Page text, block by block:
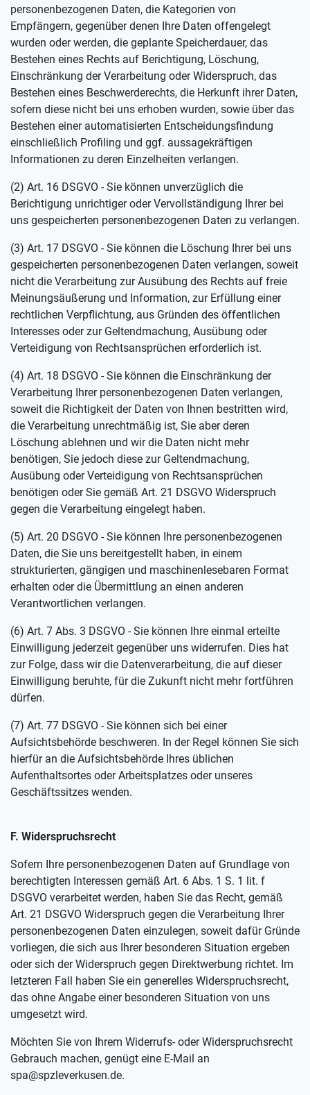
personenbezogenen Daten, die Kategorien von
Empfängern, gegenüber denen Ihre Daten offengelegt
wurden oder werden, die geplante Speicherdauer, das
Bestehen eines Rechts auf Berichtigung, Löschung,
Einschränkung der Verarbeitung oder Widerspruch, das
Bestehen eines Beschwerderechts, die Herkunft ihrer Daten,
sofern diese nicht bei uns erhoben wurden, sowie über das
Bestehen einer automatisierten Entscheidungsfindung
einschließlich Profiling und ggf. aussagekräftigen
Informationen zu deren Einzelheiten verlangen.
(2) Art. 16 DSGVO - Sie können unverzüglich die
Berichtigung unrichtiger oder Vervollständigung Ihrer bei
uns gespeicherten personenbezogenen Daten zu verlangen.
(3) Art. 17 DSGVO - Sie können die Löschung Ihrer bei uns
gespeicherten personenbezogenen Daten verlangen, soweit
nicht die Verarbeitung zur Ausübung des Rechts auf freie
Meinungsäußerung und Information, zur Erfüllung einer
rechtlichen Verpflichtung, aus Gründen des öffentlichen
Interesses oder zur Geltendmachung, Ausübung oder
Verteidigung von Rechtsansprüchen erforderlich ist.
(4) Art. 18 DSGVO - Sie können die Einschränkung der
Verarbeitung Ihrer personenbezogenen Daten verlangen,
soweit die Richtigkeit der Daten von Ihnen bestritten wird,
die Verarbeitung unrechtmäßig ist, Sie aber deren
Löschung ablehnen und wir die Daten nicht mehr
benötigen, Sie jedoch diese zur Geltendmachung,
Ausübung oder Verteidigung von Rechtsansprüchen
benötigen oder Sie gemäß Art. 21 DSGVO Widerspruch
gegen die Verarbeitung eingelegt haben.
(5) Art. 20 DSGVO - Sie können Ihre personenbezogenen
Daten, die Sie uns bereitgestellt haben, in einem
strukturierten, gängigen und maschinenlesebaren Format
erhalten oder die Übermittlung an einen anderen
Verantwortlichen verlangen.
(6) Art. 7 Abs. 3 DSGVO - Sie können Ihre einmal erteilte
Einwilligung jederzeit gegenüber uns widerrufen. Dies hat
zur Folge, dass wir die Datenverarbeitung, die auf dieser
Einwilligung beruhte, für die Zukunft nicht mehr fortführen
dürfen.
(7) Art. 77 DSGVO - Sie können sich bei einer
Aufsichtsbehörde beschweren. In der Regel können Sie sich
hierfür an die Aufsichtsbehörde Ihres üblichen
Aufenthaltsortes oder Arbeitsplatzes oder unseres
Geschäftssitzes wenden.
F. Widerspruchsrecht
Sofern Ihre personenbezogenen Daten auf Grundlage von
berechtigten Interessen gemäß Art. 6 Abs. 1 S. 1 lit. f
DSGVO verarbeitet werden, haben Sie das Recht, gemäß
Art. 21 DSGVO Widerspruch gegen die Verarbeitung Ihrer
personenbezogenen Daten einzulegen, soweit dafür Gründe
vorliegen, die sich aus Ihrer besonderen Situation ergeben
oder sich der Widerspruch gegen Direktwerbung richtet. Im
letzteren Fall haben Sie ein generelles Widerspruchsrecht,
das ohne Angabe einer besonderen Situation von uns
umgesetzt wird.
Möchten Sie von Ihrem Widerrufs- oder Widerspruchsrecht
Gebrauch machen, genügt eine E-Mail an
spa@spzleverkusen.de.